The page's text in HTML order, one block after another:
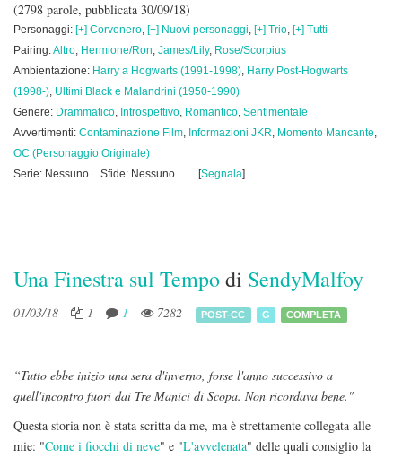
(2798 parole, pubblicata 30/09/18)
Personaggi: [+] Corvonero, [+] Nuovi personaggi, [+] Trio, [+] Tutti
Pairing:Altro, Hermione/Ron, James/Lily, Rose/Scorpius
Ambientazione: Harry a Hogwarts (1991-1998), Harry Post-Hogwarts
(1998-), Ultimi Black e Malandrini (1950-1990)
Genere: Drammatico, Introspettivo, Romantico, Sentimentale
Avvertimenti: Contaminazione Film, Informazioni JKR, Momento Mancante,
OC (Personaggio Originale)
Serie: Nessuno
Sfide: Nessuno [Segnala]
Una Finestra sul Tempodi SendyMalfoy
01/03/18 1 1 7282 POST-CC G COMPLETA
“Tutto ebbe inizio una sera d'inverno, forse l'anno successivo a
quell'incontro fuori dai Tre Manici di Scopa. Non ricordava bene."
Questa storia non è stata scritta da me, ma è strettamente collegata alle
mie: "Come i fiocchi di neve" e "L'avvelenata" delle quali consiglio la